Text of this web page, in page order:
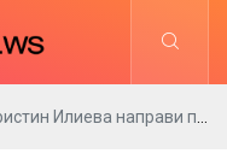
Илиева направи първите си стъпки (Снимки и видео)